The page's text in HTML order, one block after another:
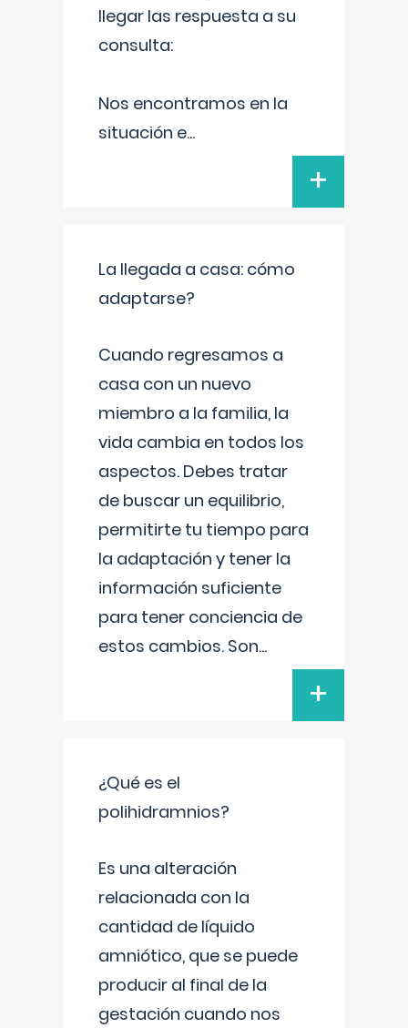
llegar las respuesta a su
consulta:
Nos encontramos en la
situación e...
+
La llegada a casa: cómo
adaptarse?
Cuando regresamos a
casa con un nuevo
miembro a la familia, la
vida cambia en todos los
aspectos. Debes tratar
de buscar un equilibrio,
permitirte tu tiempo para
la adaptación y tener la
información suficiente
para tener conciencia de
estos cambios. Son...
+
¿Qué es el
polihidramnios?
Es una alteración
relacionada con la
cantidad de líquido
amniótico, que se puede
producir al final de la
gestación cuando nos